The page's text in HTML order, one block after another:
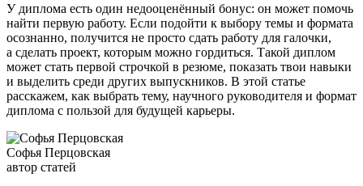
У диплома есть один недооценённый бонус: он может помочь
найти первую работу. Если подойти к выбору темы и формата
осознанно, получится не просто сдать работу для галочки,
а сделать проект, которым можно гордиться. Такой диплом
может стать первой строчкой в резюме, показать твои навыки
и выделить среди других выпускников. В этой статье
расскажем, как выбрать тему, научного руководителя и формат
диплома с пользой для будущей карьеры.
Софья Перцовская
автор статей